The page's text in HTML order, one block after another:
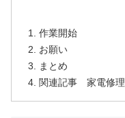
作業開始
お願い
まとめ
関連記事 家電修理